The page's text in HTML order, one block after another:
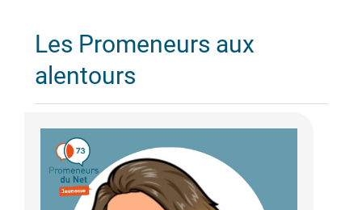
Les Promeneurs aux
alentours